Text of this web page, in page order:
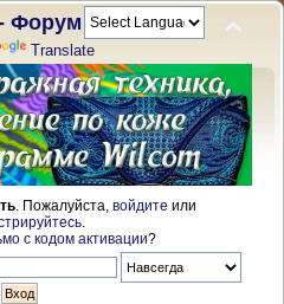
Форум
Translate
. Пожалуйста, войдите или
с кодом активации?